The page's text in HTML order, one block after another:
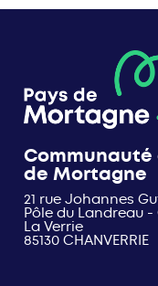
Communauté
de Mortagne
21 rue Johannes
Pôle du Landreau -
La Verrie
85130 CHANVERRIE